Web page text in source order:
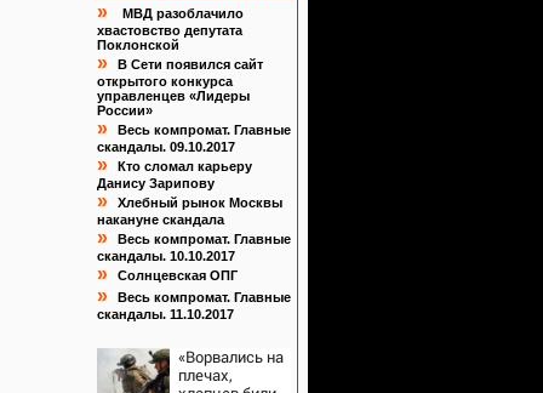
»
МВД разоблачило
хвастовство депутата
Поклонской
»
В Сети появился сайт
открытого конкурса
управленцев «Лидеры
России»
»
Весь компромат. Главные
скандалы. 09.10.2017
»
Кто сломал карьеру
Данису Зарипову
»
Хлебный рынок Москвы
накануне скандала
»
Весь компромат. Главные
скандалы. 10.10.2017
» Солнцевская ОПГ
»
Весь компромат. Главные
скандалы. 11.10.2017
«Ворвались на
плечах,